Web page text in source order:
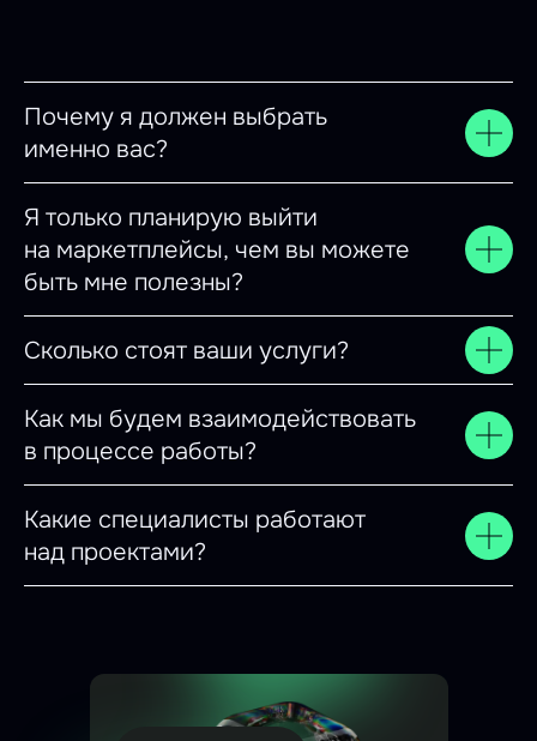
Почему я должен выбрать
именно вас?
Я только планирую выйти
на маркетплейсы, чем вы можете
быть мне полезны?
Сколько стоят ваши услуги?
Как мы будем взаимодействовать
в процессе работы?
Какие специалисты работают
над проектами?